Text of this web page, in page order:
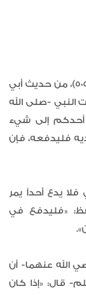
فقد أخرج البخاري (509)، (3274)، ومسلم (505)، من حديث أبي
النبي -صلى الله
أحدكم إلى شيء
فليدفعه، فإن
يدع أحداً يمر
«فليدفع في
-رضي الله عنهما- أن
قال: «إذا كان